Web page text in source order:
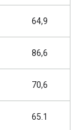
64,9
86,6
70,6
65.1